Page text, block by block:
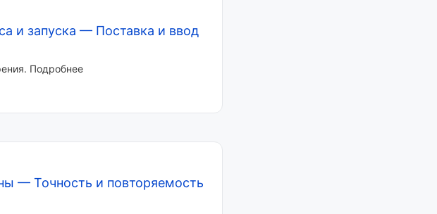
и запуска — Поставка и ввод
Подробнее
— Точность и повторяемость